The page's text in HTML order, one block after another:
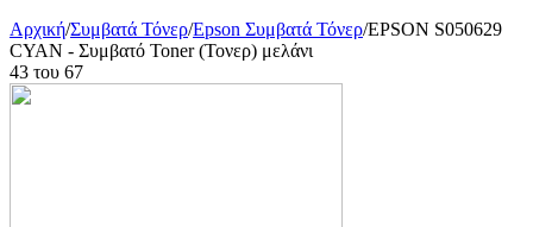
Αρχική/Συμβατά Τόνερ/Epson Συμβατά Τόνερ/EPSON S050629
CYAN - Συμβατό Toner (Τονερ) μελάνι
43 του 67